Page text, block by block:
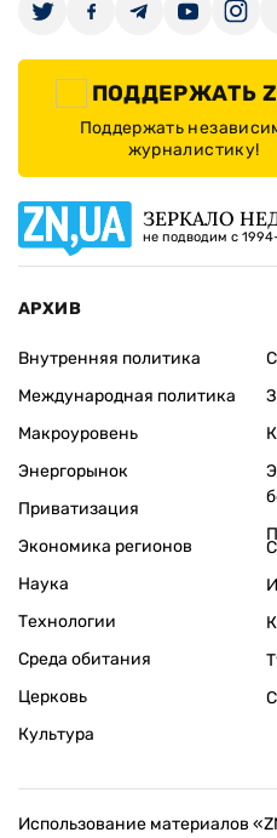
ПОДДЕРЖАТЬ
Поддержать
журналистику!
ЗЕРКАЛО
не подводим с
АРХИВ
Внутренняя политика
Международная политика
Макроуровень
Энергорынок
Приватизация
Экономика регионов
Наука
Технологии
Среда обитания
Церковь
Культура
Использование материалов